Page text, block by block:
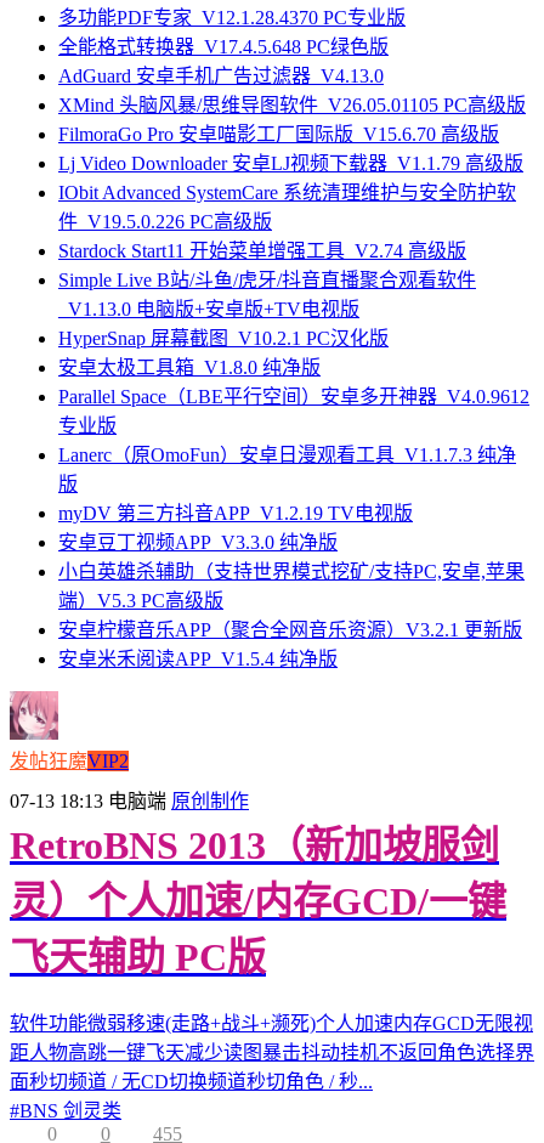
多功能PDF专家_V12.1.28.4370 PC专业版
全能格式转换器_V17.4.5.648 PC绿色版
AdGuard 安卓手机广告过滤器_V4.13.0
XMind 头脑风暴/思维导图软件_V26.05.01105 PC高级版
FilmoraGo Pro 安卓喵影工厂国际版_V15.6.70 高级版
Lj Video Downloader 安卓LJ视频下载器_V1.1.79 高级版
IObit Advanced SystemCare 系统清理维护与安全防护软
件_V19.5.0.226 PC高级版
Stardock Start11 开始菜单增强工具_V2.74 高级版
Simple Live B站/斗鱼/虎牙/抖音直播聚合观看软件
_V1.13.0 电脑版+安卓版+TV电视版
HyperSnap 屏幕截图_V10.2.1 PC汉化版
安卓太极工具箱_V1.8.0 纯净版
Parallel Space（LBE平行空间）安卓多开神器_V4.0.9612
专业版
Lanerc（原OmoFun）安卓日漫观看工具_V1.1.7.3 纯净
版
myDV 第三方抖音APP_V1.2.19 TV电视版
安卓豆丁视频APP_V3.3.0 纯净版
小白英雄杀辅助（支持世界模式挖矿/支持PC,安卓,苹果
端）V5.3 PC高级版
安卓柠檬音乐APP（聚合全网音乐资源）V3.2.1 更新版
安卓米禾阅读APP_V1.5.4 纯净版
发帖狂魔VIP2
07-13 18:13 电脑端 原创制作
RetroBNS 2013（新加坡服剑
灵）个人加速/内存GCD/一键
飞天辅助 PC版
软件功能微弱移速(走路+战斗+濒死)个人加速内存GCD无限视
距人物高跳一键飞天减少读图暴击抖动挂机不返回角色选择界
面秒切频道 / 无CD切换频道秒切角色 / 秒...
#BNS 剑灵类
0
0 455